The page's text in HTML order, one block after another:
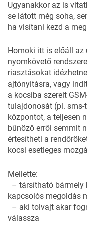
Ugyanakkor az is
se látott még soha,
ha visítani kezd a
Homoki itt is előáll az
nyomkövető
riasztásokat
ajtónyitásra, vagy
a kocsiba szerelt
tulajdonosát (pl. sms-
központot, a teljesen
bűnöző erről semmit
értesítheti a
kocsi esetleges
Mellette:
– társítható bármely
kapcsolós megoldás
– aki tolvajt akar
válassza